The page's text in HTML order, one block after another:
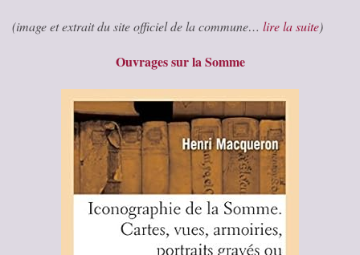
(image et extrait du site officiel de la commune… lire la suite)
Ouvrages sur la Somme